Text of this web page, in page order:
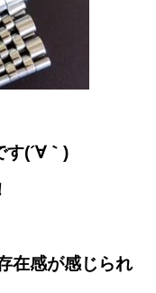
(´∀｀)
在感が感じられ